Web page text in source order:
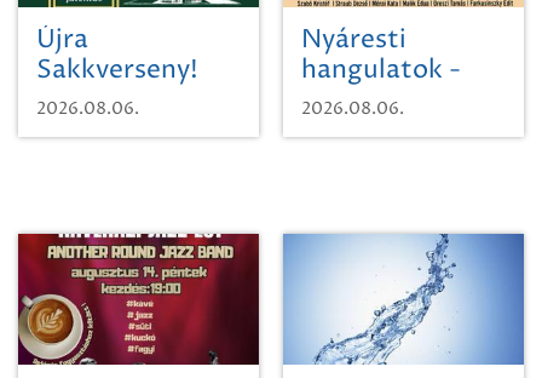
Újra
Sakkverseny!
2026.08.06.
Nyáresti
hangulatok -
Mágnás Miska
2026.08.06.